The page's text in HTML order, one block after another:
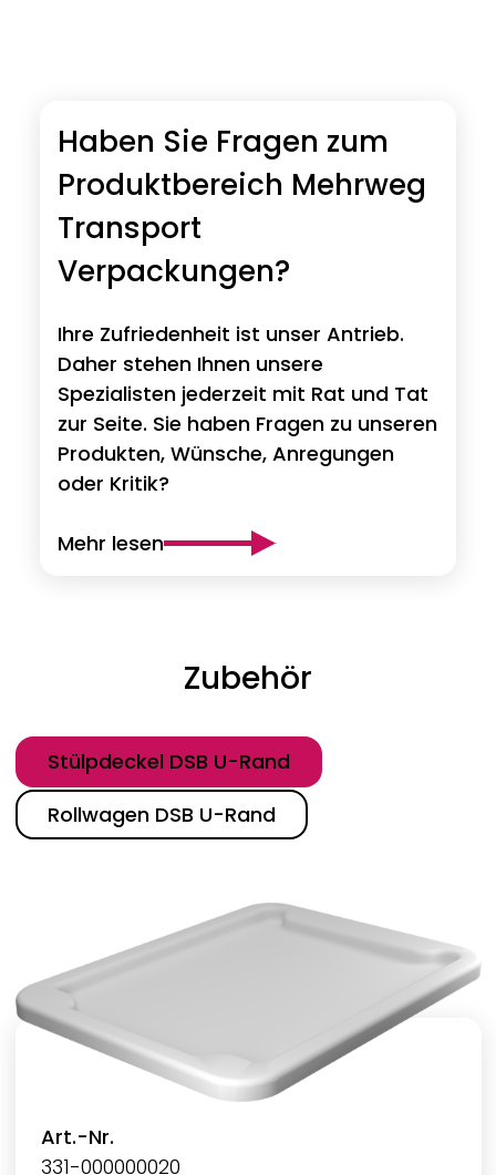
Haben Sie Fragen zum
Produktbereich Mehrweg
Transport
Verpackungen?
Ihre Zufriedenheit ist unser Antrieb.
Daher stehen Ihnen unsere
Spezialisten jederzeit mit Rat und Tat
zur Seite. Sie haben Fragen zu unseren
Produkten, Wünsche, Anregungen
oder Kritik?
Mehr lesen
Zubehör
Kategorie
Stülpdeckel DSB U-Rand
Rollwagen DSB U-Rand
Art.-Nr.
331-000000020